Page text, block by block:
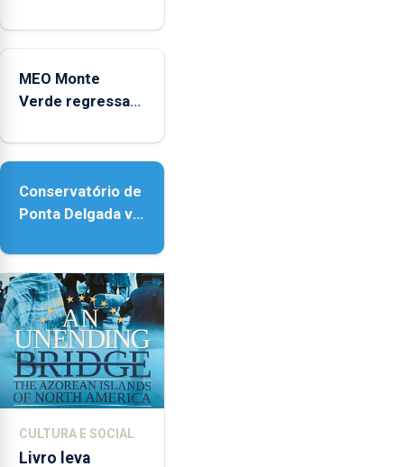
no Coliseu
MEO Monte
Verde regressa
acessibilidade
Conservatório de
Ponta Delgada vai
novos
instrumentos
CULTURA E SOCIAL
Livro leva